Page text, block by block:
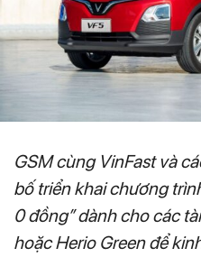
GSM cùng VinFast và
bố triển khai chương
0 đồng” dành cho các
hoặc Herio Green để